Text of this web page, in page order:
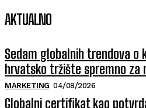
AKTUALNO
Sedam globalnih trendova o
hrvatsko tržište spremno za
MARKETING 04/08/2026
Globalni certifikat kao